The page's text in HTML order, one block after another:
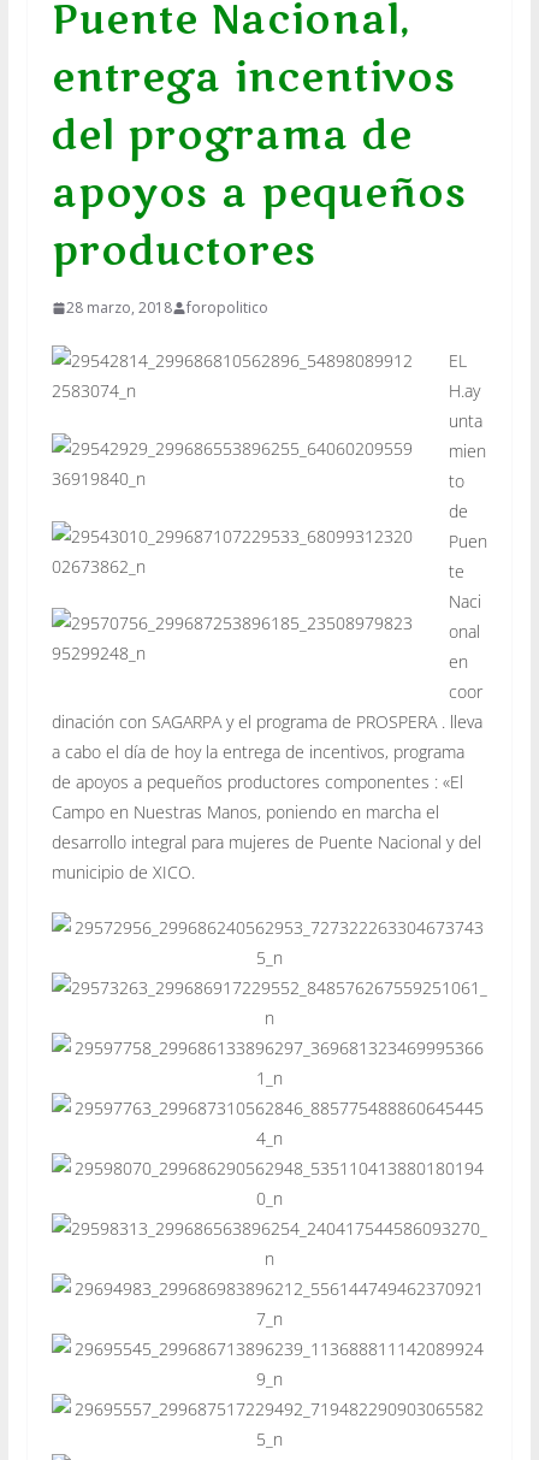
Puente Nacional,
entrega incentivos
del programa de
apoyos a pequeños
productores
28 marzo, 2018 foropolitico
EL
H.ay
unta
mien
to
de
Puen
te
Naci
onal
en
coor
dinación con SAGARPA y el programa de PROSPERA . lleva
a cabo el día de hoy la entrega de incentivos, programa
de apoyos a pequeños productores componentes : «El
Campo en Nuestras Manos, poniendo en marcha el
desarrollo integral para mujeres de Puente Nacional y del
municipio de XICO.